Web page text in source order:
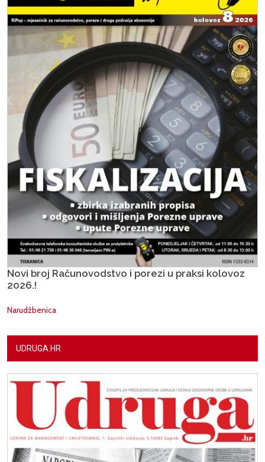
Novi broj Računovodstvo i porezi u praksi kolovoz
2026.!
Narudžbenica
UDRUGA.HR